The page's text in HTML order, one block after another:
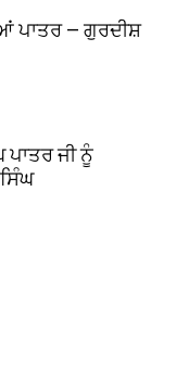
ਪਾਤਰ — ਗੁਰਦੀਸ਼
ਪਾਤਰ ਜੀ ਨੂੰ